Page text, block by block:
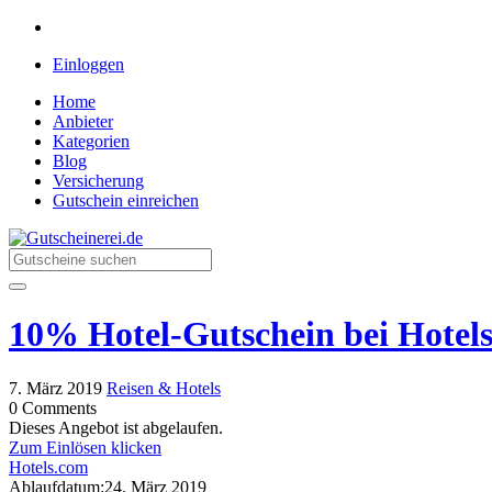
Einloggen
Home
Anbieter
Kategorien
Blog
Versicherung
Gutschein einreichen
Rabatte für jeden Einkauf
10% Hotel-Gutschein bei
7. März 2019 Reisen & Hotels
0 Comments
Dieses Angebot ist abgelaufen.
Zum Einlösen klicken
Hotels.com
Ablaufdatum:24. März 2019